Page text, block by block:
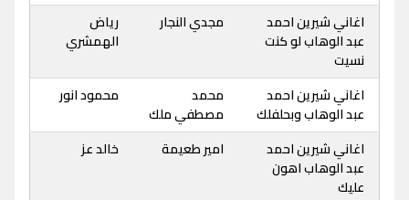
اغاني شيرين احمد
عبد الوهاب لو كنت
نسيت
مجدي النجار
رياض
الهمشري
اغاني شيرين احمد
عبد الوهاب وبحلفلك
محمد
مصطفي ملك
محمود انور
اغاني شيرين احمد
عبد الوهاب اهون
عليك
امير طعيمة خالد عز